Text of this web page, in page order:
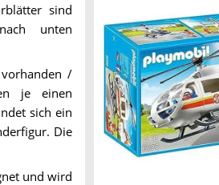
sind
unten
/
je einen
sich ein
Die
und wird